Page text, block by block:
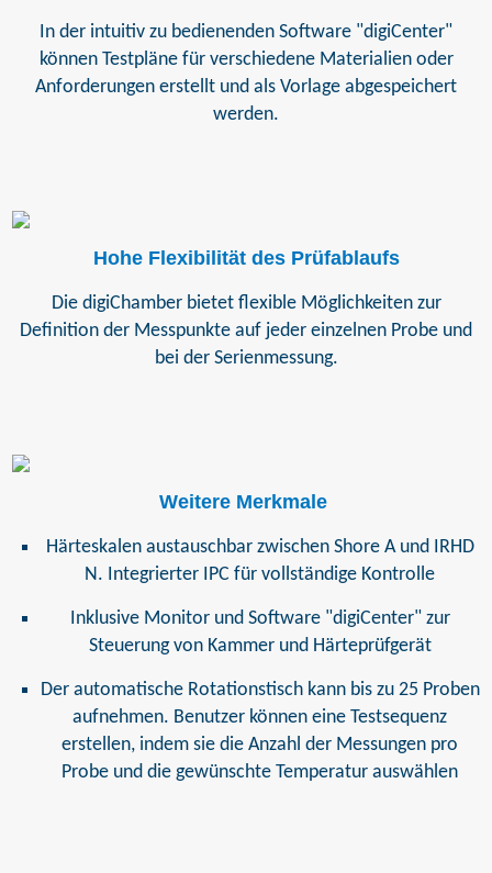
In der intuitiv zu bedienenden Software "digiCenter"
können Testpläne für verschiedene Materialien oder
Anforderungen erstellt und als Vorlage abgespeichert
werden.
Hohe Flexibilität des Prüfablaufs
Die digiChamber bietet flexible Möglichkeiten zur
Definition der Messpunkte auf jeder einzelnen Probe und
bei der Serienmessung.
Weitere Merkmale
Härteskalen austauschbar zwischen Shore A und IRHD
N. Integrierter IPC für vollständige Kontrolle
Inklusive Monitor und Software "digiCenter" zur
Steuerung von Kammer und Härteprüfgerät
Der automatische Rotationstisch kann bis zu 25 Proben
aufnehmen. Benutzer können eine Testsequenz
erstellen, indem sie die Anzahl der Messungen pro
Probe und die gewünschte Temperatur auswählen